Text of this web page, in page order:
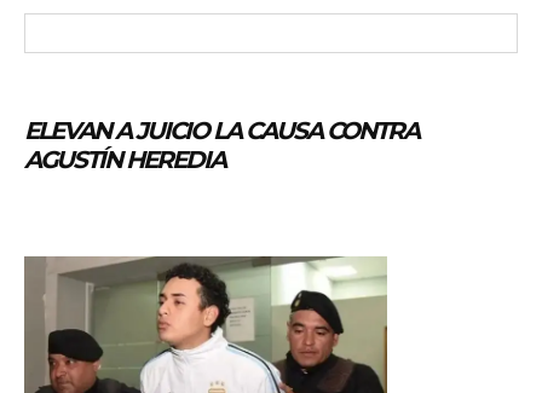
ELEVAN A JUICIO LA CAUSA CONTRA
AGUSTÍN HEREDIA